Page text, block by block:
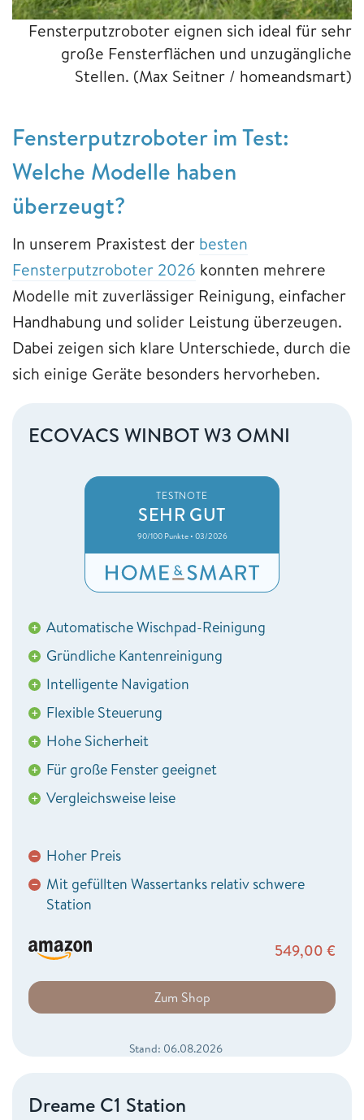
Fensterputzroboter eignen sich ideal für sehr
große Fensterflächen und unzugängliche
Stellen. (Max Seitner / homeandsmart)
Fensterputzroboter im Test:
Welche Modelle haben
überzeugt?
In unserem Praxistest der besten
Fensterputzroboter 2026 konnten mehrere
Modelle mit zuverlässiger Reinigung, einfacher
Handhabung und solider Leistung überzeugen.
Dabei zeigen sich klare Unterschiede, durch die
sich einige Geräte besonders hervorheben.
ECOVACS WINBOT W3 OMNI
TESTNOTE
SEHR GUT
90/100 Punkte • 03/2026
+ Automatische Wischpad-Reinigung
+ Gründliche Kantenreinigung
+ Intelligente Navigation
+ Flexible Steuerung
+ Hohe Sicherheit
+ Für große Fenster geeignet
+ Vergleichsweise leise
− Hoher Preis
− Mit gefüllten Wassertanks relativ schwere
Station
549,00 €
Zum Shop
Stand: 06.08.2026
Dreame C1 Station